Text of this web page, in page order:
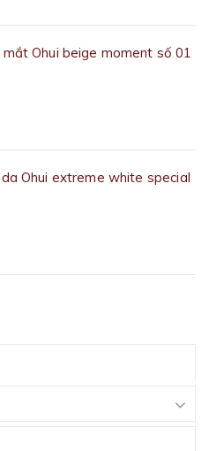
Ohui beige moment số 01
Ohui extreme white special